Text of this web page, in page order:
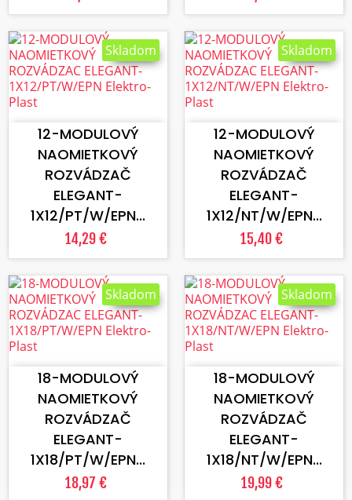
12-MODULOVÝ
NAOMIETKOVÝ
ROZVÁDZAČ
ELEGANT-
1X12/PT/W/EPN...
14,29 €
Skladom
12-MODULOVÝ
NAOMIETKOVÝ
ROZVÁDZAČ
ELEGANT-
1X12/NT/W/EPN...
15,40 €
Skladom
18-MODULOVÝ
NAOMIETKOVÝ
ROZVÁDZAČ
ELEGANT-
1X18/PT/W/EPN...
18,97 €
Skladom
18-MODULOVÝ
NAOMIETKOVÝ
ROZVÁDZAČ
ELEGANT-
1X18/NT/W/EPN...
19,99 €
Skladom